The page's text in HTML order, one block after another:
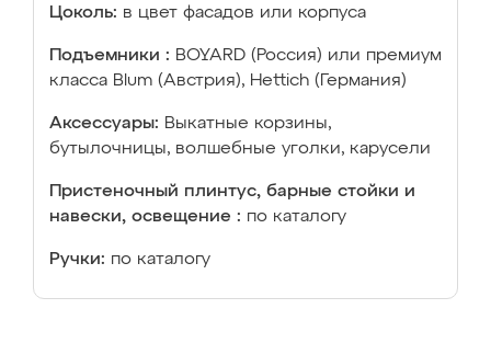
Цоколь: в цвет фасадов или корпуса
Подъемники : BOYARD (Россия) или премиум
класса Blum (Австрия), Hettich (Германия)
Аксессуары: Выкатные корзины,
бутылочницы, волшебные уголки, карусели
Пристеночный плинтус, барные стойки и
навески, освещение : по каталогу
Ручки: по каталогу